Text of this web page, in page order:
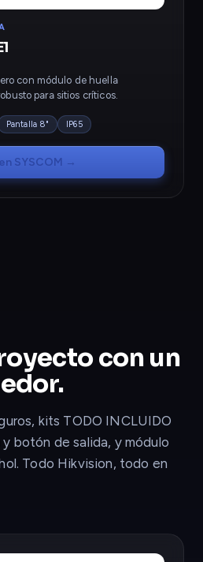
con módulo de huella
para sitios críticos.
Pantalla 8" IP65
SYSCOM →
con un
kits TODO INCLUIDO
botón de salida, y módulo
Todo Hikvision, todo en